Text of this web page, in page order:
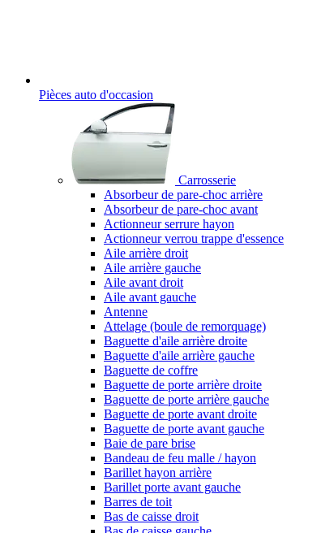
Pièces auto d'occasion
Carrosserie
Absorbeur de pare-choc arrière
Absorbeur de pare-choc avant
Actionneur serrure hayon
Actionneur verrou trappe d'essence
Aile arrière droit
Aile arrière gauche
Aile avant droit
Aile avant gauche
Antenne
Attelage (boule de remorquage)
Baguette d'aile arrière droite
Baguette d'aile arrière gauche
Baguette de coffre
Baguette de porte arrière droite
Baguette de porte arrière gauche
Baguette de porte avant droite
Baguette de porte avant gauche
Baie de pare brise
Bandeau de feu malle / hayon
Barillet hayon arrière
Barillet porte avant gauche
Barres de toit
Bas de caisse droit